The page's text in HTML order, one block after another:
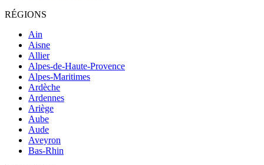
RÉGIONS
Ain
Aisne
Allier
Alpes-de-Haute-Provence
Alpes-Maritimes
Ardèche
Ardennes
Ariège
Aube
Aude
Aveyron
Bas-Rhin